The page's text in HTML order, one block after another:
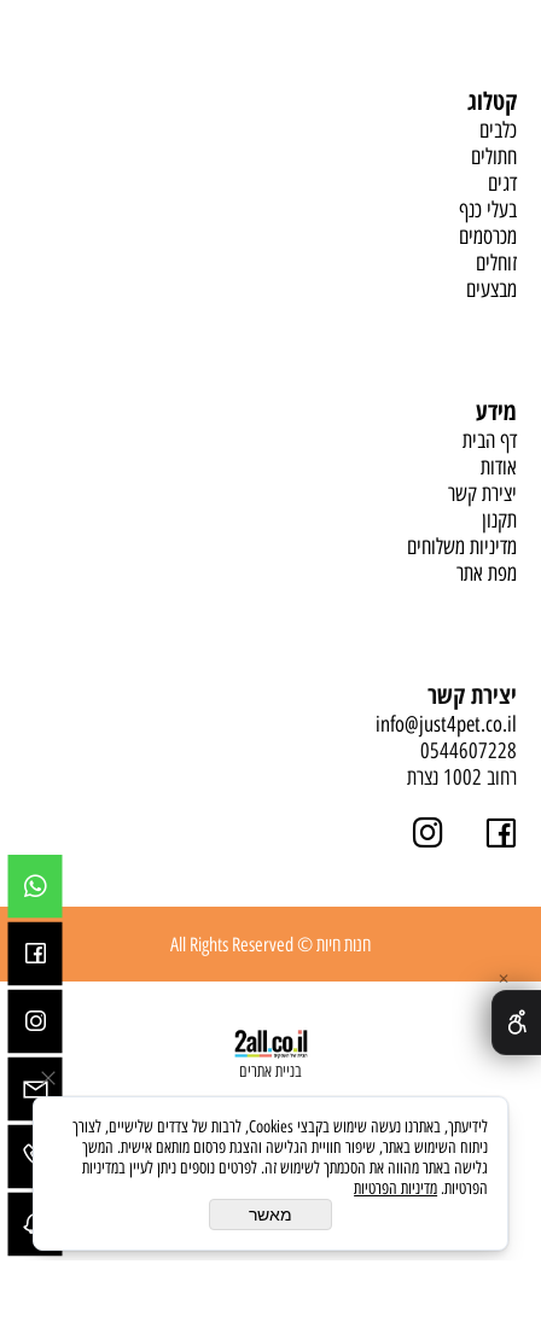
קטלוג
כלבים
חתולים
דגים
בעלי כנף
מכרסמים
זוחלים
מבצעים
מידע
דף הבית
אודות
יצירת קשר
תקנון
מדיניות משלוחים
מפת אתר
יצירת קשר
info@just4pet.co.il
0544607228
רחוב 1002 נצרת
חנות חיות © All Rights Reserved
בניית אתרים
✕
לידיעתך, באתרנו נעשה שימוש בקבצי Cookies, לרבות של צדדים שלישיים, לצורך
ניתוח השימוש באתר, שיפור חוויית הגלישה והצגת פרסום מותאם אישית. המשך
גלישה באתר מהווה את הסכמתך לשימוש זה. לפרטים נוספים ניתן לעיין במדיניות
הפרטיות. מדיניות הפרטיות
מאשר